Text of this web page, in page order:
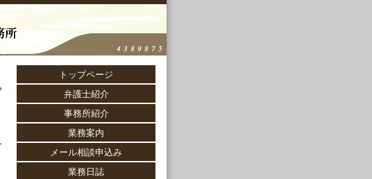
トップページ
弁護士紹介
事務所紹介
業務案内
メール相談申込み
業務日誌